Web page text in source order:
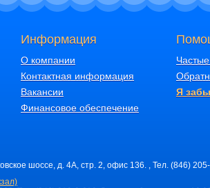
Информация
О компании
Контактная информация
Вакансии
Финансовое обеспечение
Я
шоссе, д. 4А, стр. 2, офис 136. , Тел. (846)